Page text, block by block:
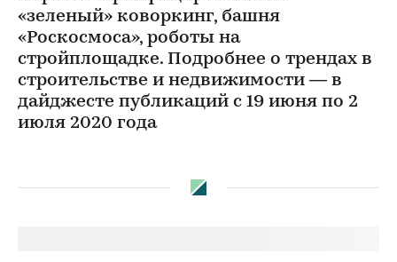
«зеленый» коворкинг, башня
«Роскосмоса», роботы на
стройплощадке. Подробнее о трендах в
строительстве и недвижимости — в
дайджесте публикаций с 19 июня по 2
июля 2020 года